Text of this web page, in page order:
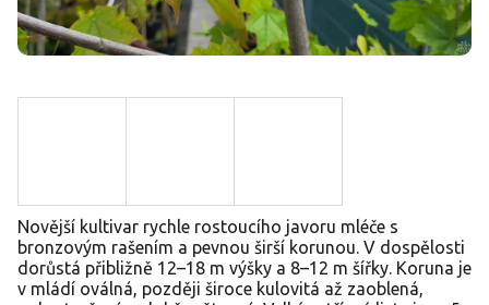
Novější kultivar rychle rostoucího javoru mléče s
bronzovým rašením a pevnou širší korunou. V dospělosti
dorůstá přibližně 12–18 m výšky a 8–12 m šířky. Koruna je
v mládí oválná, později široce kulovitá až zaoblená,